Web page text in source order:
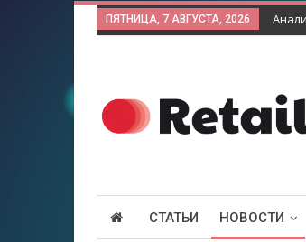
ПЯТНИЦА, 7 АВГУСТА, 2026
СТАТЬИ НОВОСТИ